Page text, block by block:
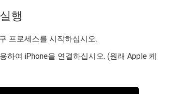
행
프로세스를 시작하십시오.
하여 iPhone을 연결하십시오. (원래 Apple 케